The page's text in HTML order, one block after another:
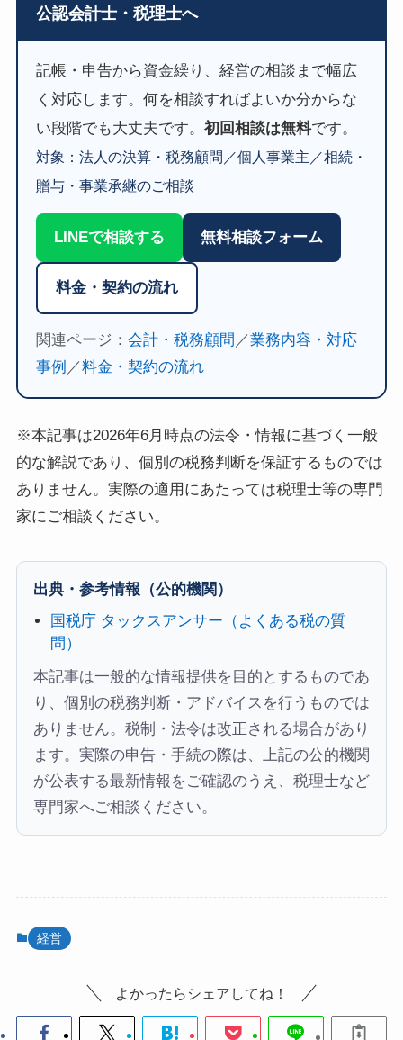
公認会計士・税理士へ
記帳・申告から資金繰り、経営の相談まで幅広
く対応します。何を相談すればよいか分からな
い段階でも大丈夫です。 初回相談は無料です。
対象：法人の決算・税務顧問／個人事業主／相続・
贈与・事業承継のご相談
LINEで相談する 無料相談フォーム
料金・契約の流れ
関連ページ： 会計・税務顧問 ／業務内容・対応
事例 ／料金・契約の流れ
※本記事は2026年6月時点の法令・情報に基づく一般
的な解説であり、個別の税務判断を保証するものでは
ありません。実際の適用にあたっては税理士等の専門
家にご相談ください。
出典・参考情報（公的機関）
国税庁 タックスアンサー（よくある税の質
問）
本記事は一般的な情報提供を目的とするものであ
り、個別の税務判断・アドバイスを行うものでは
ありません。税制・法令は改正される場合があり
ます。実際の申告・手続の際は、上記の公的機関
が公表する最新情報をご確認のうえ、税理士など
専門家へご相談ください。
経営
よかったらシェアしてね！